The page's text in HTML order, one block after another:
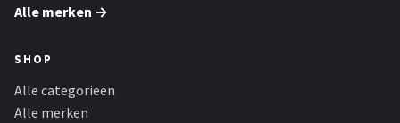
Alle merken →
SHOP
Alle categorieën
Alle merken